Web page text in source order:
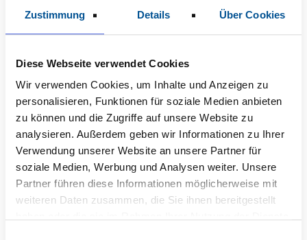
Zustimmung Details Über Cookies
Diese Webseite verwendet Cookies
Wir verwenden Cookies, um Inhalte und Anzeigen zu
personalisieren, Funktionen für soziale Medien anbieten
zu können und die Zugriffe auf unsere Website zu
analysieren. Außerdem geben wir Informationen zu Ihrer
Verwendung unserer Website an unsere Partner für
soziale Medien, Werbung und Analysen weiter. Unsere
Partner führen diese Informationen möglicherweise mit
weiteren Daten zusammen, die Sie ihnen bereitgestellt
Doreen Helm